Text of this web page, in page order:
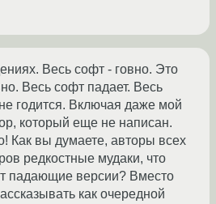
Весь софт - говно. Это
Весь софт падает. Весь
годится. Включая даже мой
который еще не написан.
Как вы думаете, авторы всех
редкостные мудаки, что
падающие версии? Вместо
как очередной